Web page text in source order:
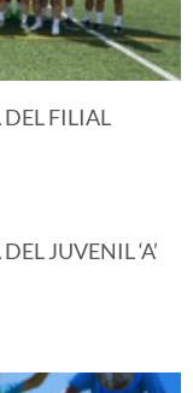
FILIAL
JUVENIL ‘A’